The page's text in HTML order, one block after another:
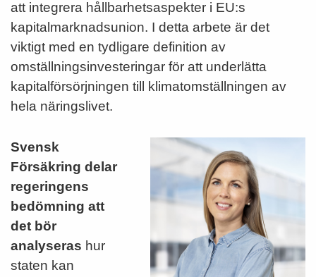
att integrera hållbarhetsaspekter i EU:s
kapitalmarknadsunion. I detta arbete är det
viktigt med en tydligare definition av
omställningsinvesteringar för att underlätta
kapitalförsörjningen till klimatomställningen av
hela näringslivet.
Svensk
Försäkring delar
regeringens
bedömning att
det bör
analyseras hur
staten kan